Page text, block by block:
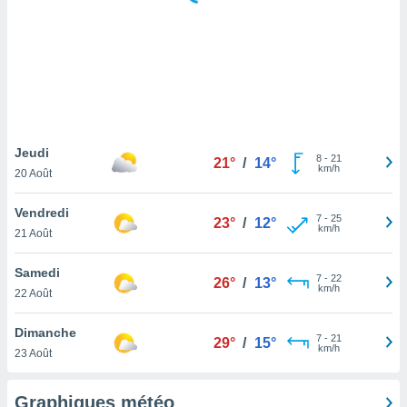
notre
que
et que
Jeudi
20 Août
21° / 14° 8- 21
km/h
Vendredi
21 Août
23° / 12° 7- 25
km/h
Samedi
22 Août
26° / 13° 7- 22
km/h
Dimanche
23 Août
29° / 15° 7- 21
km/h
Graphiques météo